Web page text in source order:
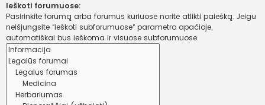
Ieškoti forumuose:
Pasirinkite forumą arba forumus kuriuose norite atlikti paiešką. Jeigu
neišjungsite “ieškoti subforumuose“ parametro apačioje,
automatiškai bus ieškoma ir visuose subforumuose.